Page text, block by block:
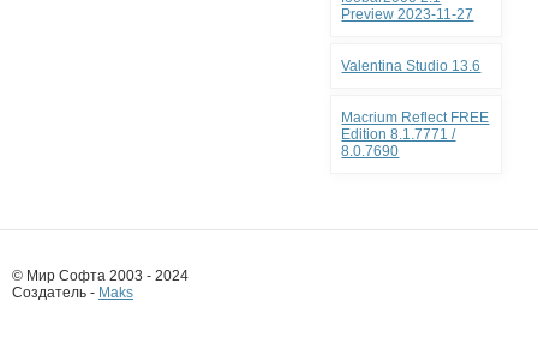
Preview 2023-11-27
Valentina Studio 13.6
Macrium Reflect FREE
Edition 8.1.7771 /
8.0.7690
© Мир Софта 2003 - 2024
Создатель - Maks